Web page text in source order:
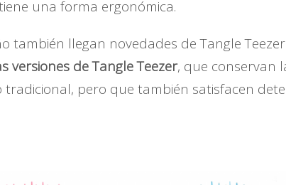
una forma ergonómica.
también llegan novedades de Tangle
versiones de Tangle Teezer, que conservan
pero que también satisfacen